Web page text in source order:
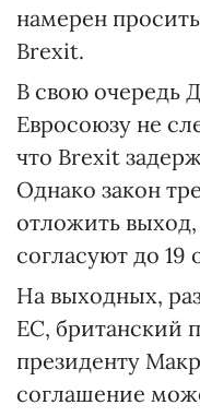
намерен
Brexit.
В свою очередь
Евросоюзу не
что Brexit
Однако закон
отложить
согласуют до 19
На выходных,
ЕС, британский
президенту
соглашение